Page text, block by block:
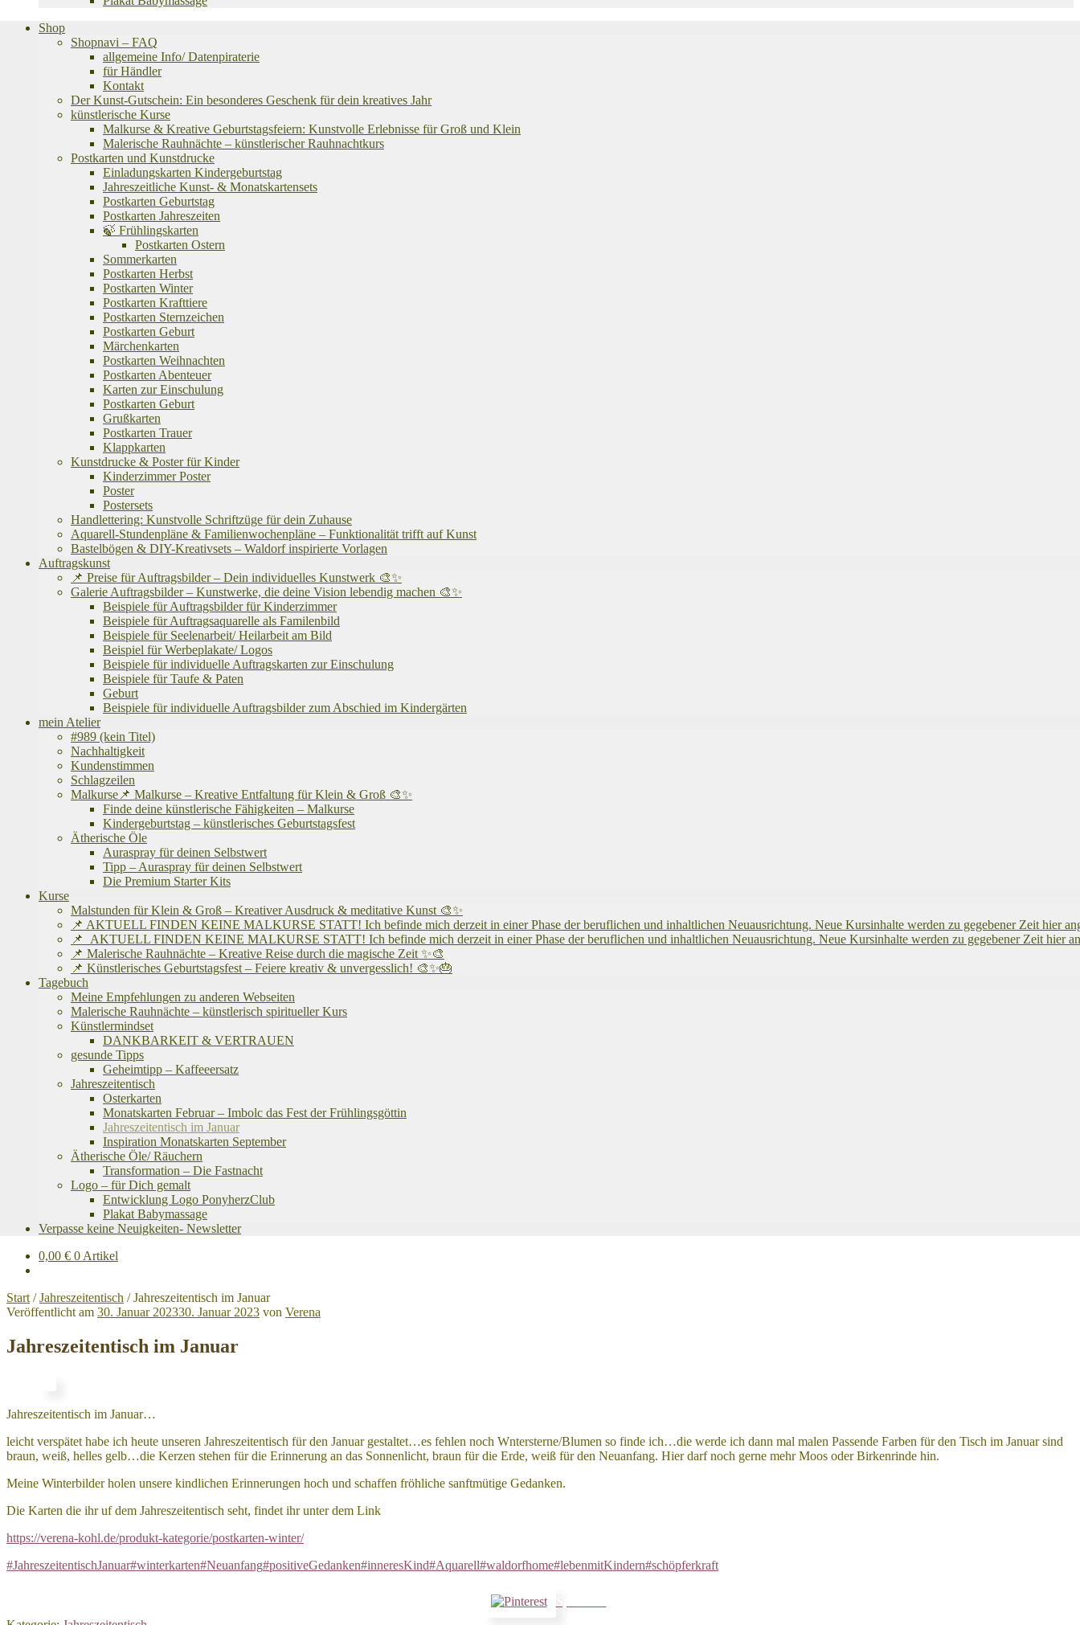
Shop
Shopnavi – FAQ
allgemeine Info/ Datenpiraterie
für Händler
Kontakt
Der Kunst-Gutschein: Ein besonderes Geschenk für dein kreatives Jahr
künstlerische Kurse
Malkurse & Kreative Geburtstagsfeiern: Kunstvolle Erlebnisse für Groß und Klein
Malerische Rauhnächte – künstlerischer Rauhnachtkurs
Postkarten und Kunstdrucke
Einladungskarten Kindergeburtstag
Jahreszeitliche Kunst- & Monatskartensets
Postkarten Geburtstag
Postkarten Jahreszeiten
🍃 Frühlingskarten
Postkarten Ostern
Sommerkarten
Postkarten Herbst
Postkarten Winter
Postkarten Krafttiere
Postkarten Sternzeichen
Postkarten Geburt
Märchenkarten
Postkarten Weihnachten
Postkarten Abenteuer
Karten zur Einschulung
Postkarten Geburt
Grußkarten
Postkarten Trauer
Klappkarten
Kunstdrucke & Poster für Kinder
Kinderzimmer Poster
Poster
Postersets
Handlettering: Kunstvolle Schriftzüge für dein Zuhause
Aquarell-Stundenpläne & Familienwochenpläne – Funktionalität trifft auf Kunst
Bastelbögen & DIY-Kreativsets – Waldorf inspirierte Vorlagen
Auftragskunst
📌 Preise für Auftragsbilder – Dein individuelles Kunstwerk 🎨✨
Galerie Auftragsbilder – Kunstwerke, die deine Vision lebendig machen 🎨✨
Beispiele für Auftragsbilder für Kinderzimmer
Beispiele für Auftragsaquarelle als Familenbild
Beispiele für Seelenarbeit/ Heilarbeit am Bild
Beispiel für Werbeplakate/ Logos
Beispiele für individuelle Auftragskarten zur Einschulung
Beispiele für Taufe & Paten
Geburt
Beispiele für individuelle Auftragsbilder zum Abschied im Kindergärten
mein Atelier
#989 (kein Titel)
Nachhaltigkeit
Kundenstimmen
Schlagzeilen
Malkurse📌 Malkurse – Kreative Entfaltung für Klein & Groß 🎨✨
Finde deine künstlerische Fähigkeiten – Malkurse
Kindergeburtstag – künstlerisches Geburtstagsfest
Ätherische Öle
Auraspray für deinen Selbstwert
Tipp – Auraspray für deinen Selbstwert
Die Premium Starter Kits
Kurse
Malstunden für Klein & Groß – Kreativer Ausdruck & meditative Kunst 🎨✨
📌 AKTUELL FINDEN KEINE MALKURSE STATT! Ich befinde mich derzeit in einer Phase der beruflichen und inhaltlichen Neuausrichtung. Neue Kursinhalte werden zu gegebener Zeit hier
📌 AKTUELL FINDEN KEINE MALKURSE STATT! Ich befinde mich derzeit in einer Phase der beruflichen und inhaltlichen Neuausrichtung. Neue Kursinhalte werden zu gegebener Zeit hier
📌 Malerische Rauhnächte – Kreative Reise durch die magische Zeit ✨🎨
📌 Künstlerisches Geburtstagsfest – Feiere kreativ & unvergesslich! 🎨✨🎂
Tagebuch
Meine Empfehlungen zu anderen Webseiten
Malerische Rauhnächte – künstlerisch spiritueller Kurs
Künstlermindset
DANKBARKEIT & VERTRAUEN
gesunde Tipps
Geheimtipp – Kaffeeersatz
Jahreszeitentisch
Osterkarten
Monatskarten Februar – Imbolc das Fest der Frühlingsgöttin
Jahreszeitentisch im Januar
Inspiration Monatskarten September
Ätherische Öle/ Räuchern
Transformation – Die Fastnacht
Logo – für Dich gemalt
Entwicklung Logo PonyherzClub
Plakat Babymassage
Verpasse keine Neuigkeiten- Newsletter
0,00 € 0 Artikel
Start /Jahreszeitentisch /Jahreszeitentisch im Januar
Veröffentlicht am 30. Januar 202330. Januar 2023 von Verena
Jahreszeitentisch im Januar
Jahreszeitentisch im Januar…
leicht verspätet habe ich heute unseren Jahreszeitentisch für den Januar gestaltet…es fehlen noch Wntersterne/Blumen so finde ich…die werde ich dann mal malen Passende Farben für den Tisch im Januar sind
braun, weiß, helles gelb…die Kerzen stehen für die Erinnerung an das Sonnenlicht, braun für die Erde, weiß für den Neuanfang. Hier darf noch gerne mehr Moos oder Birkenrinde hin.
Meine Winterbilder holen unsere kindlichen Erinnerungen hoch und schaffen fröhliche sanftmütige Gedanken.
Die Karten die ihr uf dem Jahreszeitentisch seht, findet ihr unter dem Link
https://verena-kohl.de/produkt-kategorie/postkarten-winter/
#JahreszeitentischJanuar#winterkarten#Neuanfang#positiveGedanken#inneresKind#Aquarell#waldorfhome#lebenmitKindern#schöpferkraft